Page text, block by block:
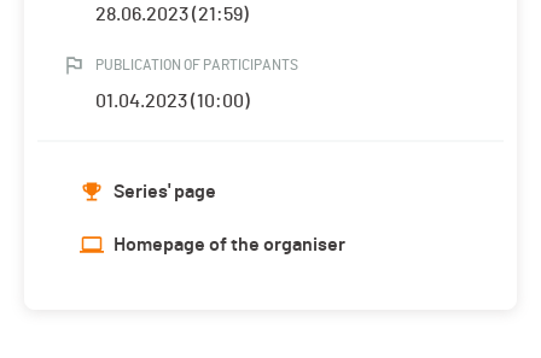
28.06.2023 (21:59)
PUBLICATION OF PARTICIPANTS
01.04.2023 (10:00)
Series' page
Homepage of the organiser